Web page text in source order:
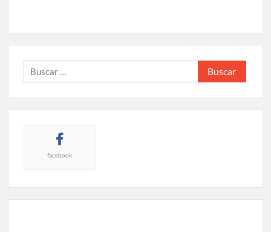
Buscar:
facebook